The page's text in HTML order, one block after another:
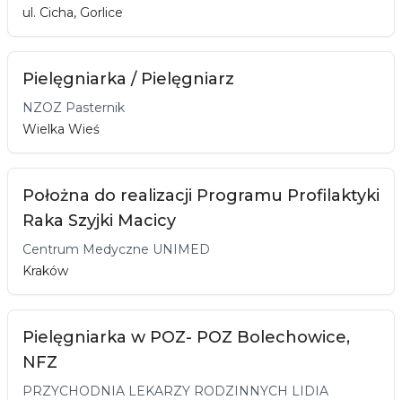
ul. Cicha, Gorlice
Pielęgniarka / Pielęgniarz
NZOZ Pasternik
Wielka Wieś
Położna do realizacji Programu Profilaktyki
Raka Szyjki Macicy
Centrum Medyczne UNIMED
Kraków
Pielęgniarka w POZ- POZ Bolechowice,
NFZ
PRZYCHODNIA LEKARZY RODZINNYCH LIDIA